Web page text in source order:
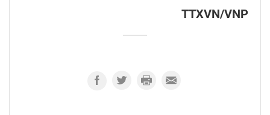
TTXVN/VNP